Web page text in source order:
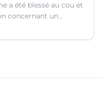
a été blessé au cou et
concernant un
(Hérault).